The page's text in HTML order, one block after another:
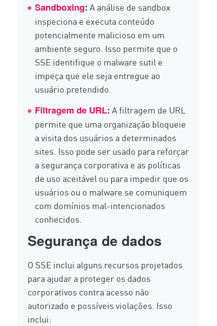
Sandboxing:A análise de sandbox
inspeciona e executa conteúdo
potencialmente malicioso em um
ambiente seguro. Isso permite que o
SSE identifique o malware sutil e
impeça que ele seja entregue ao
usuário pretendido.
Filtragem de URL:A filtragem de URL
permite que uma organização bloqueie
a visita dos usuários a determinados
sites. Isso pode ser usado para reforçar
a segurança corporativa e as políticas
de uso aceitável ou para impedir que os
usuários ou o malware se comuniquem
com domínios mal-intencionados
conhecidos.
Segurança de dados
O SSE inclui alguns recursos projetados
para ajudar a proteger os dados
corporativos contra acesso não
autorizado e possíveis violações. Isso
inclui: